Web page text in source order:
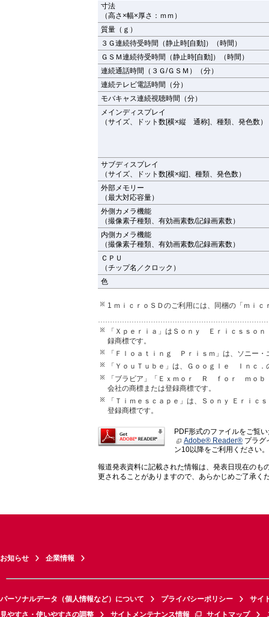
寸法
（高さ×幅×厚さ：ｍｍ）
質量（ｇ）
３Ｇ連続待受時間（静止時[自動]）（時間）
ＧＳＭ連続待受時間（静止時[自動]）（時間）
連続通話時間（３Ｇ/ＧＳＭ）（分）
連続テレビ電話時間（分）
モバキャス連続視聴時間（分）
メインディスプレイ
（サイズ、ドット数[横×縦 通称]、種類、発色数）
サブディスプレイ
（サイズ、ドット数[横×縦]、種類、発色数）
外部メモリー
（最大対応容量）
外側カメラ機能
（撮像素子種類、有効画素数/記録画素数）
内側カメラ機能
（撮像素子種類、有効画素数/記録画素数）
ＣＰＵ
（チップ名／クロック）
色
1 ｍｉｃｒｏＳＤのご利用には、同梱の「ｍｉ
「Ｘｐｅｒｉａ」はＳｏｎｙ Ｅｒｉｃｓｓｏ
録商標です。
「Ｆｌｏａｔｉｎｇ Ｐｒｉｓｍ」は、ソニー
「ＹｏｕＴｕｂｅ」は、Ｇｏｏｇｌｅ Ｉｎｃ．
「ブラビア」「Ｅｘｍｏｒ Ｒ ｆｏｒ ｍｏｂ
会社の商標または登録商標です。
「Ｔｉｍｅｓｃａｐｅ」は、Ｓｏｎｙ Ｅｒｉｃ
登録商標です。
PDF形式のファイルをご覧
Adobe® Reader® プラグ
ン10以降をご利用ください。
報道発表資料に記載された情報は、発表日現在のも
更されることがありますので、あらかじめご了承く
お知らせ 企業情報
パーソナルデータ（個人情報など）について プライバシーポリシー
サイ
見やすさ・使いやすさの調整
サイトメンテナンス情報 サイトマップ